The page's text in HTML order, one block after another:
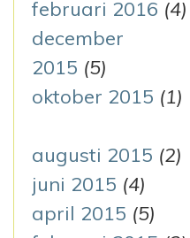
februari 2016 (4)
december
2015 (5)
oktober 2015 (1)
augusti 2015 (2)
juni 2015 (4)
april 2015 (5)